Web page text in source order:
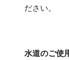
ださい。
水道のご使